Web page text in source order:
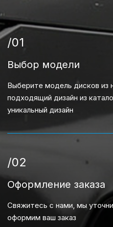
/01
Выбор модели
Выберите модель дисков из
подходящий дизайн из
уникальный дизайн
/02
Оформление заказа
Свяжитесь с нами, мы
оформим ваш заказ